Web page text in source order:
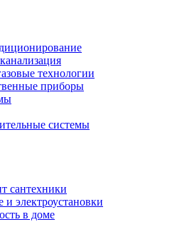
технологии
приборы
системы
сантехники
электроустановки
в доме